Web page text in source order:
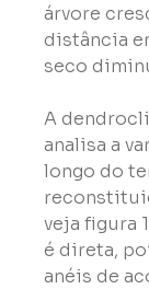
árvore
distância
seco
A
analisa a
longo do
veja figura
é direta,
anéis de